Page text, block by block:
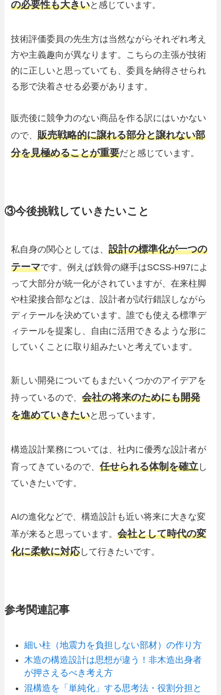
の必要性も大きいと感じています。
技術評価委員の先生方は当然ながらそれぞれ考え
方や主義趣向が異なります。こちらの主張が技術
的に正しいと思っていても、委員を納得させられ
る形で決着させる必要があります。
販売後に競争力のない商品を作る訳にはいかない
ので、販売戦略的に譲れる部分と譲れない部
分を見極めることが重要だと感じています。
③今後挑戦していきたいこと
私自身の関心としては、設計の標準化が一つの
テーマです。例えば鉄骨の継手はSCSS-H97によ
って大部分が統一化がされていますが、在来柱脚
や柱梁接合部などは、設計者が試行錯誤しながら
ディテールを決めています。誰でも使える標準デ
ィテールを提案し、自由に活用できるような形に
していくことに取り組みたいと考えています。
新しい開発についてもまだいくつかのアイデアを
持っているので、会社の将来のためにも開発
を進めていきたいと思っています。
構造設計業務については、社内に優秀な設計者が
育ってきているので、任せられる体制を確立 し
ていきたいです。
AIの進化などで、構造設計も近い将来に大きな変
革が来ると思っています。会社として時代の変
化に柔軟に対応して行きたいです。
参考関連記事
細い柱（地震力を負担しない部材）の作り方
木造の構造設計は思想が違う！非木造出身者
が押さえるべき考え方
混構造を「単純化」する思考法・役割分担と